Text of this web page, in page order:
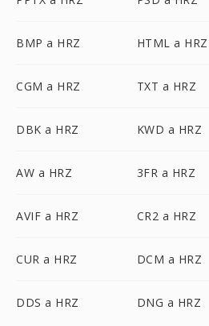
BMP a HRZ HTML a HRZ
CGM a HRZ TXT a HRZ
DBK a HRZ KWD a HRZ
AW a HRZ 3FR a HRZ
AVIF a HRZ CR2 a HRZ
CUR a HRZ DCM a HRZ
DDS a HRZ DNG a HRZ